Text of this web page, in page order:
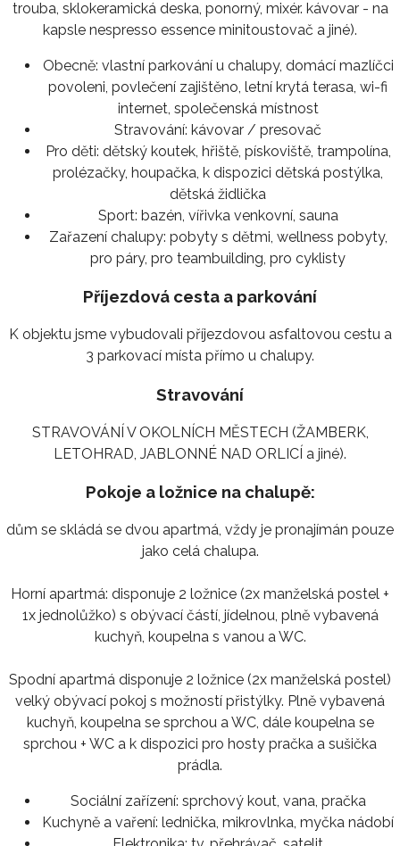
trouba, sklokeramická deska, ponorný, mixér. kávovar - na
kapsle nespresso essence minitoustovač a jiné).
Obecně: vlastní parkování u chalupy, domácí mazlíčci
povoleni, povlečení zajištěno, letní krytá terasa, wi-fi
internet, společenská místnost
Stravování: kávovar / presovač
Pro děti: dětský koutek, hřiště, pískoviště, trampolína,
prolézačky, houpačka, k dispozici dětská postýlka,
dětská židlička
Sport: bazén, vířivka venkovní, sauna
Zařazení chalupy: pobyty s dětmi, wellness pobyty,
pro páry, pro teambuilding, pro cyklisty
Příjezdová cesta a parkování
K objektu jsme vybudovali příjezdovou asfaltovou cestu a
3 parkovací místa přímo u chalupy.
Stravování
STRAVOVÁNÍ V OKOLNÍCH MĚSTECH (ŽAMBERK,
LETOHRAD, JABLONNÉ NAD ORLICÍ a jiné).
Pokoje a ložnice na chalupě:
dům se skládá se dvou apartmá, vždy je pronajímán pouze
jako celá chalupa.
Horní apartmá: disponuje 2 ložnice (2x manželská postel +
1x jednolůžko) s obývací částí, jídelnou, plně vybavená
kuchyň, koupelna s vanou a WC.
Spodní apartmá disponuje 2 ložnice (2x manželská postel)
velký obývací pokoj s možností přistýlky. Plně vybavená
kuchyň, koupelna se sprchou a WC, dále koupelna se
sprchou + WC a k dispozici pro hosty pračka a sušička
prádla.
Sociální zařízení: sprchový kout, vana, pračka
Kuchyně a vaření: lednička, mikrovlnka, myčka nádobí